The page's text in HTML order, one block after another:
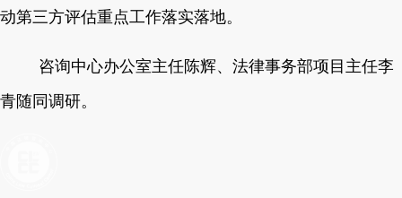
动第三方评估重点工作落实落地。
咨询中心办公室主任陈辉、法律事务部项目主任李
青随同调研。